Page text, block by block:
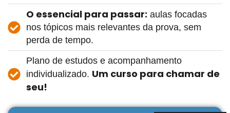
O essencial para passar: aulas focadas
nos tópicos mais relevantes da prova, sem
perda de tempo.
Plano de estudos e acompanhamento
individualizado. Um curso para chamar de
seu!